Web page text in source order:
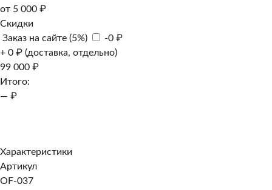
от 5 000 ₽
Скидки
Заказ на сайте (5%)
-0 ₽
+ 0 ₽ (доставка, отдельно)
99 000 ₽
Итого:
— ₽
Характеристики
Артикул
OF-037